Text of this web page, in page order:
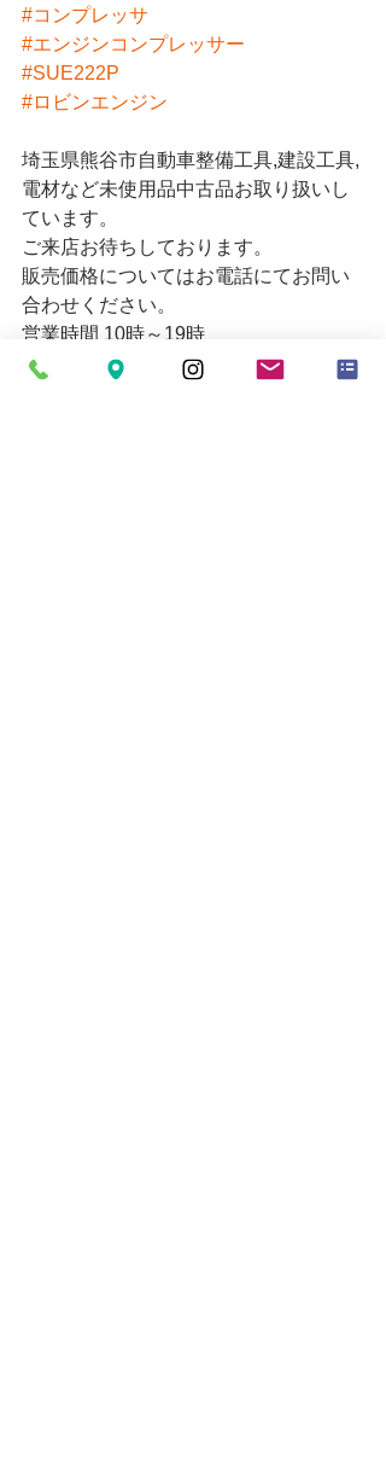
#コンプレッサ
#エンジンコンプレッサー
#SUE222P
#ロビンエンジン
埼玉県熊谷市自動車整備工具,建設工具,
電材など未使用品中古品お取り扱いし
ています。
ご来店お待ちしております。
販売価格についてはお電話にてお問い
合わせください。
営業時間 10時～19時
お買い取りの受付は18時30分までとな